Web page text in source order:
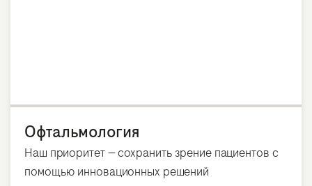
Офтальмология
Наш приоритет — сохранить зрение пациентов с
помощью инновационных решений